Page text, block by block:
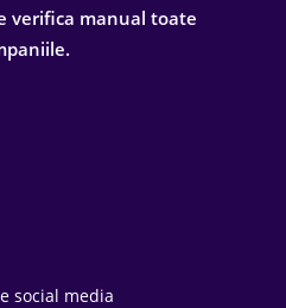
verifica manual toate
social media